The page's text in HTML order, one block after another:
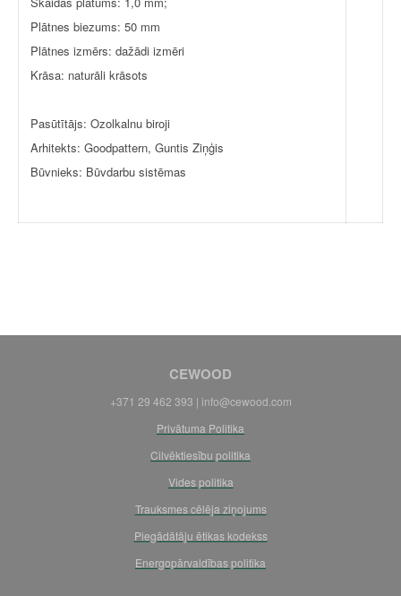
Plātnes biezums: 50 mm
Plātnes izmērs: dažādi izmēri
Krāsa: naturāli krāsots
Pasūtītājs: Ozolkalnu biroji
Arhitekts: Goodpattern, Guntis Ziņģis
Būvnieks: Būvdarbu sistēmas
CEWOOD
+371 29 462 393 | info@cewood.com
Privātuma Politika
Cilvēktiesību politika
Vides politika
Trauksmes cēlēja ziņojums
Piegādātāju ētikas kodekss
Energopārvaldības politika